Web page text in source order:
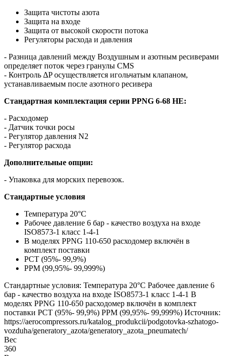
Защита чистоты азота
Защита на входе
Защита от высокой скорости потока
Регуляторы расхода и давления
- Разница давлений между Воздушным и азотным ресиверами
определяет поток через гранулы CMS
- Контроль ∆P осуществляется игольчатым клапаном,
устанавливаемым после азотного ресивера
Стандартная комплектация серии PPNG 6-68 HE:
- Расходомер
- Датчик точки росы
- Регулятор давления N2
- Регулятор расхода
Дополнительные опции:
- Упаковка для морских перевозок.
Стандартные условия
Температура 20°C
Рабочее давление 6 бар - качество воздуха на входе
ISO8573-1 класс 1-4-1
В моделях PPNG 110-650 расходомер включён в
комплект поставки
РСТ (95%- 99,9%)
РРМ (99,95%- 99,999%)
Стандартные условия: Температура 20°C Рабочее давление 6
бар - качество воздуха на входе ISO8573-1 класс 1-4-1 В
моделях PPNG 110-650 расходомер включён в комплект
поставки РСТ (95%- 99,9%) РРМ (99,95%- 99,999%) Источник:
https://aerocompressors.ru/katalog_produkcii/podgotovka-szhatogo-
vozduha/generatory_azota/generatory_azota_pneumatech/
Вес
360